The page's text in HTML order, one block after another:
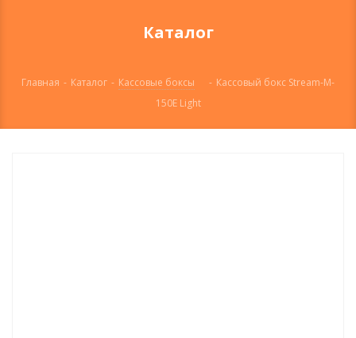
Каталог
Главная - Каталог - Кассовые боксы - Кассовый бокс Stream-M-
150E Light